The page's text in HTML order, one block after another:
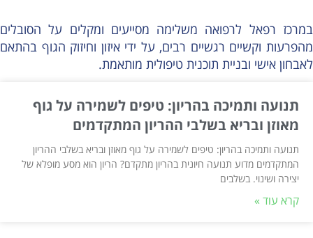
במרכז רפאל לרפואה משלימה מסייעים ומקלים על הסובלים
מהפרעות וקשיים רגשיים רבים, על ידי איזון וחיזוק הגוף בהתאם
לאבחון אישי ובניית תוכנית טיפולית מותאמת.
תנועה ותמיכה בהריון: טיפים לשמירה על גוף
מאוזן ובריא בשלבי ההריון המתקדמים
תנועה ותמיכה בהריון: טיפים לשמירה על גוף מאוזן ובריא בשלבי ההריון
המתקדמים מדוע תנועה חיונית בהריון מתקדם? הריון הוא מסע מופלא של
יצירה ושינוי. בשלבים
קרא עוד »